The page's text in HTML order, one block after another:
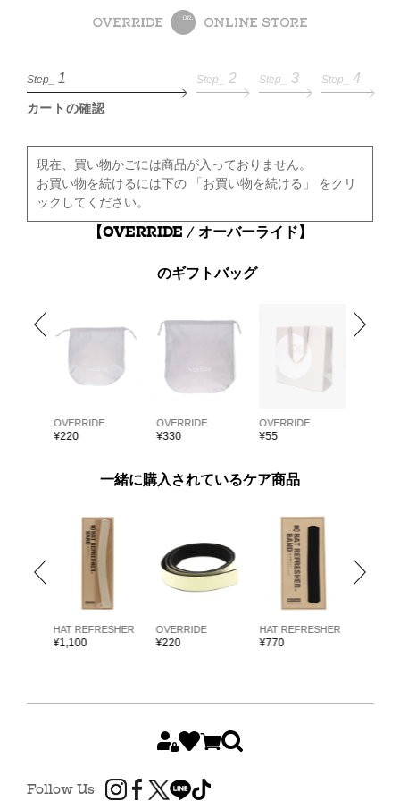
Step_ 1
カートの確認
Step_ 2 Step_ 3 Step_ 4
現在、買い物かごには商品が入っておりません。
お買い物を続けるには下の 「お買い物を続ける」 をクリ
ックしてください。
【OVERRIDE / オーバーライド】
のギフトバッグ
OVERRIDE
¥220
OVERRIDE
¥330
OVERRIDE
¥55
一緒に購入されているケア商品
HAT REFRESHER
¥1,100
OVERRIDE
¥220
HAT REFRESHER
¥770
Follow Us